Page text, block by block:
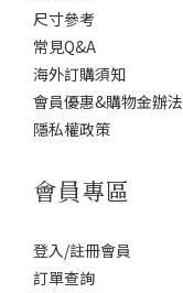
尺寸參考
常見Q&A
海外訂購須知
會員優惠&購物金辦法
隱私權政策
會員專區
登入/註冊會員
訂單查詢